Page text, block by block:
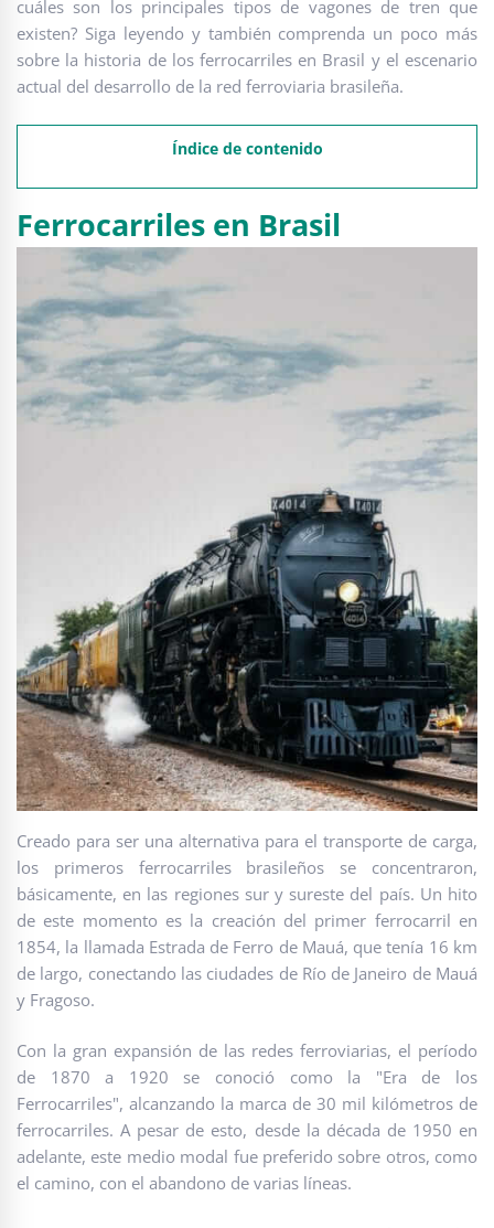
cuáles son los principales tipos de vagones de tren que
existen? Siga leyendo y también comprenda un poco más
sobre la historia de los ferrocarriles en Brasil y el escenario
actual del desarrollo de la red ferroviaria brasileña.
Índice de contenido
Ferrocarriles en Brasil
Creado para ser una alternativa para el transporte de carga,
los primeros ferrocarriles brasileños se concentraron,
básicamente, en las regiones sur y sureste del país. Un hito
de este momento es la creación del primer ferrocarril en
1854, la llamada Estrada de Ferro de Mauá, que tenía 16 km
de largo, conectando las ciudades de Río de Janeiro de Mauá
y Fragoso.
Con la gran expansión de las redes ferroviarias, el período
de 1870 a 1920 se conoció como la "Era de los
Ferrocarriles", alcanzando la marca de 30 mil kilómetros de
ferrocarriles. A pesar de esto, desde la década de 1950 en
adelante, este medio modal fue preferido sobre otros, como
el camino, con el abandono de varias líneas.